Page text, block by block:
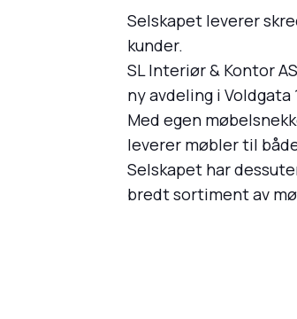
Selskapet leverer
kunder.
SL Interiør & Kontor
ny avdeling i
Med egen
leverer møbler til
Selskapet har
bredt sortiment av